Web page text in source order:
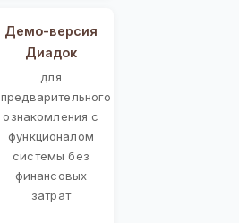
Демо-версия
Диадок
для
предварительного
ознакомления с
функционалом
системы без
финансовых
затрат